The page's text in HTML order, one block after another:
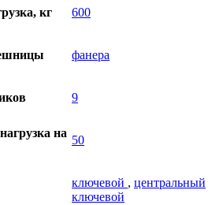
кг 600
фанера
9
на
50
ключевой , центральный
ключевой